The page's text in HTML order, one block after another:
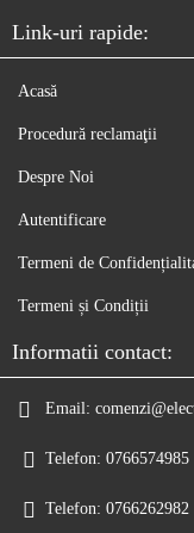
Link-uri rapide:
Acasă
Procedură reclamaţii
Despre Noi
Autentificare
Termeni de
Termeni și Condiții
Informatii contact:
Email:
Telefon: 0766574985
Telefon: 0766262982